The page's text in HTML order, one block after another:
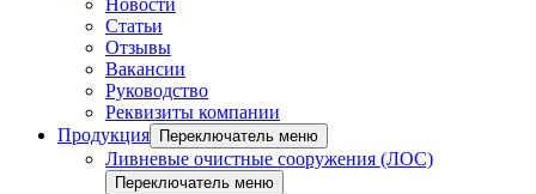
Новости
Статьи
Отзывы
Вакансии
Руководство
Реквизиты компании
Продукция
Переключатель меню
Ливневые очистные сооружения (ЛОС)
Переключатель меню